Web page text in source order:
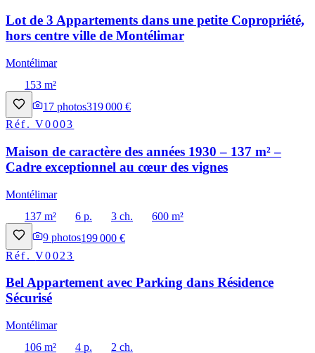
Lot de 3 Appartements dans une petite Copropriété,
hors centre ville de Montélimar
Montélimar
153 m²
17 photos319 000 €
Réf.V0003
Maison de caractère des années 1930 – 137 m² –
Cadre exceptionnel au cœur des vignes
Montélimar
137 m²
6 p. 3 ch.
600 m²
9 photos199 000 €
Réf.V0023
Bel Appartement avec Parking dans Résidence
Sécurisé
Montélimar
106 m²
4 p.
2 ch.